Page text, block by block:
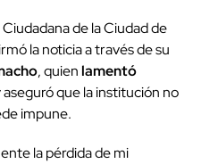
de la Ciudad de
la noticia a través de su
, quienlamentó
aseguró que la institución no
impune.
la pérdida de mi